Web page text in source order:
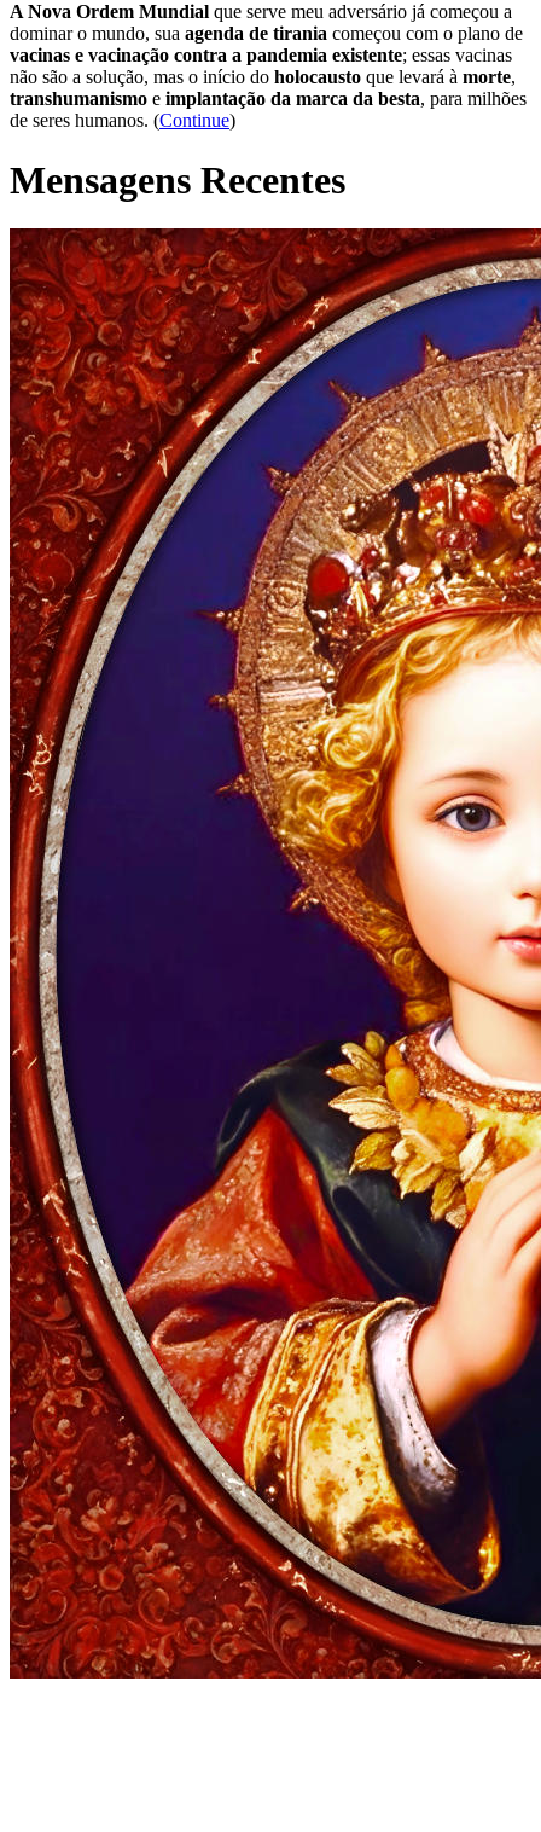
A Nova Ordem Mundial que serve meu adversário já começou a
dominar o mundo, sua agenda de tirania começou com o plano de
vacinas e vacinação contra a pandemia existente; essas vacinas
não são a solução, mas o início do holocausto que levará à morte,
transhumanismo e implantação da marca da besta, para milhões
de seres humanos. (Continue)
Mensagens Recentes